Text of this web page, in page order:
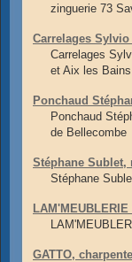
zinguerie 73
Carrelages Sylvio
Carrelages
et Aix les
Ponchaud
Ponchaud
de Bellecombe
Stéphane Sublet,
Stéphane
GATTO,